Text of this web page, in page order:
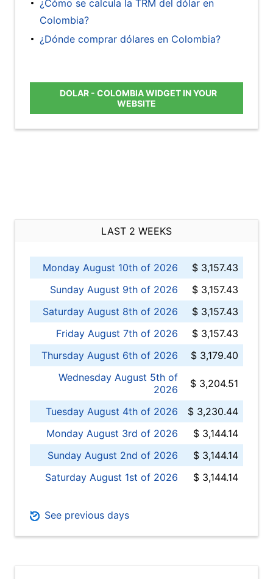
¿Cómo se calcula la TRM del dólar en
Colombia?
¿Dónde comprar dólares en Colombia?
DOLAR - COLOMBIA WIDGET IN YOUR
WEBSITE
LAST 2 WEEKS
Monday August 10th of 2026
$ 3,157.43
Sunday August 9th of 2026
$ 3,157.43
Saturday August 8th of 2026
$ 3,157.43
Friday August 7th of 2026
$ 3,157.43
Thursday August 6th of 2026
$ 3,179.40
Wednesday August 5th of
2026
$ 3,204.51
Tuesday August 4th of 2026
$ 3,230.44
Monday August 3rd of 2026
$ 3,144.14
Sunday August 2nd of 2026
$ 3,144.14
Saturday August 1st of 2026
$ 3,144.14
See previous days